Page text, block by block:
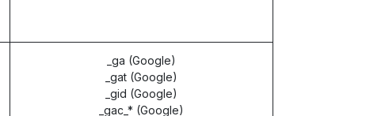
_ga (Google)
_gat (Google)
_gid (Google)
_gac_* (Google)